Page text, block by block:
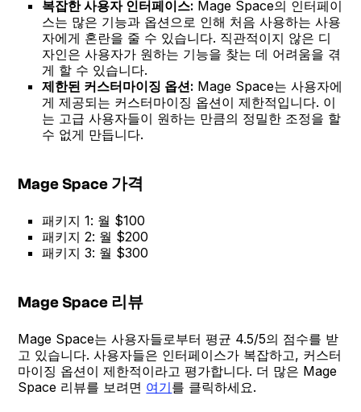
복잡한 사용자 인터페이스: Mage Space의 인터페이
스는 많은 기능과 옵션으로 인해 처음 사용하는 사용
자에게 혼란을 줄 수 있습니다. 직관적이지 않은 디
자인은 사용자가 원하는 기능을 찾는 데 어려움을 겪
게 할 수 있습니다.
제한된 커스터마이징 옵션: Mage Space는 사용자에
게 제공되는 커스터마이징 옵션이 제한적입니다. 이
는 고급 사용자들이 원하는 만큼의 정밀한 조정을 할
수 없게 만듭니다.
Mage Space 가격
패키지 1: 월 $100
패키지 2: 월 $200
패키지 3: 월 $300
Mage Space 리뷰
Mage Space는 사용자들로부터 평균 4.5/5의 점수를 받
고 있습니다. 사용자들은 인터페이스가 복잡하고, 커스터
마이징 옵션이 제한적이라고 평가합니다. 더 많은 Mage
Space 리뷰를 보려면 여기를 클릭하세요.